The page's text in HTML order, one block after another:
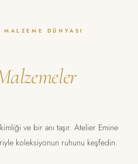
DÜNYASI
ve bir anı taşır. Atelier Emine
koleksiyonun ruhunu keşfedin.